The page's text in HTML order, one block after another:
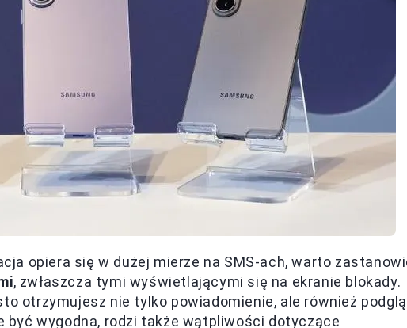
opiera się w dużej mierze na SMS-ach, warto
, zwłaszcza tymi wyświetlającymi się na ekranie blokady.
otrzymujesz nie tylko powiadomienie, ale również
wygodna, rodzi także wątpliwości dotyczące